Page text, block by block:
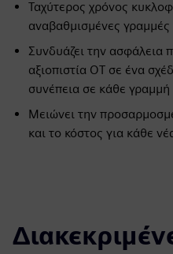
Ταχύτερος χρόνος
αναβαθμισμένες
Συνδυάζει την ασφάλεια
αξιοπιστία OT σε ένα
συνέπεια σε κάθε γραμμή
Μειώνει την
και το κόστος για κάθε